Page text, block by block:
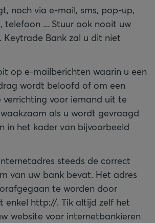
noch via e-mail, sms, pop-up,
telefoon ... Stuur ook nooit uw
Keytrade Bank zal u dit niet
op e-mailberichten waarin u een
wordt beloofd of om een
voor iemand uit te
als u wordt gevraagd
in het kader van bijvoorbeeld
steeds de correct
van uw bank bevat. Het adres
te worden door
enkel http://. Tik altijd zelf het
website voor internetbankieren